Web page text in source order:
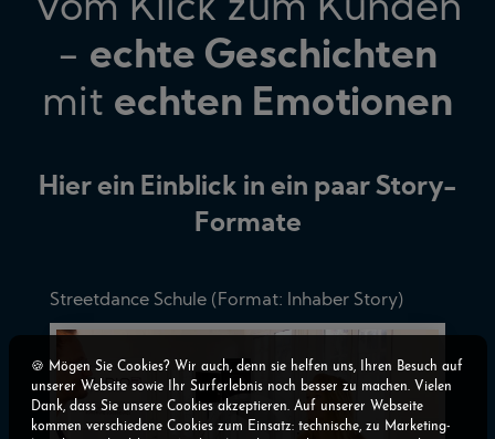
Vom Klick zum Kunden
- echte Geschichten
mit echten Emotionen
Hier ein Einblick in ein paar Story-
Formate
Streetdance Schule (Format: Inhaber Story)
🍪 Mögen Sie Cookies? Wir auch, denn sie helfen uns, Ihren Besuch auf
unserer Website sowie Ihr Surferlebnis noch besser zu machen. Vielen
Dank, dass Sie unsere Cookies akzeptieren. Auf unserer Webseite
kommen verschiedene Cookies zum Einsatz: technische, zu Marketing-